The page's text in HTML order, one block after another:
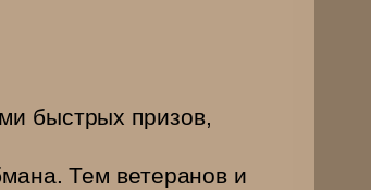
быстрых призов,
Тем ветеранов и